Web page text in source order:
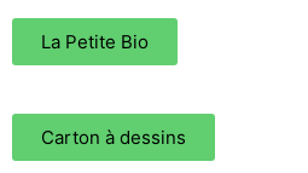
La Petite Bio
Carton à dessins